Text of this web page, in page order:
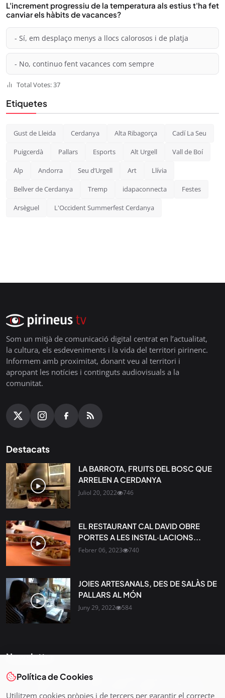
L'increment progressiu de la temperatura als estius t'ha fet
canviar els hàbits de vacances?
- Sí, em desplaço menys a llocs calorosos i de platja
- No, continuo fent vacances com sempre
Total Votes: 37
Etiquetes
Gust de Lleida Cerdanya Alta Ribagorça Cadí La Seu
Puigcerdà Pallars Esports Alt Urgell Vall de Boí
Alp Andorra Seu d’Urgell Art Llívia
Bellver de Cerdanya Tremp idapaconnecta Festes
Arsèguel L'Occident Summerfest Cerdanya
Som un mitjà de comunicació digital centrat en l’actualitat,
la cultura, els esdeveniments i la vida del territori pirinenc.
Informem amb proximitat, donant veu al territori i
apropant les notícies i continguts audiovisuals a la
comunitat.
Destacats
LA BARROTA, FRUITS DEL BOSC QUE
ARRELEN A CERDANYA
Juliol 20, 2022 746
EL RESTAURANT CAL DAVID OBRE
PORTES A LES INSTAL·LACIONS...
Febrer 06, 2023 740
JOIES ARTESANALS, DES DE SALÀS DE
PALLARS AL MÓN
Juny 29, 2022 584
Newsletter
Tota l’actualitat, seleccionada i enviada directament al teu
Política de Cookies
Utilitzem cookies pròpies i de tercers per garantir el correcte